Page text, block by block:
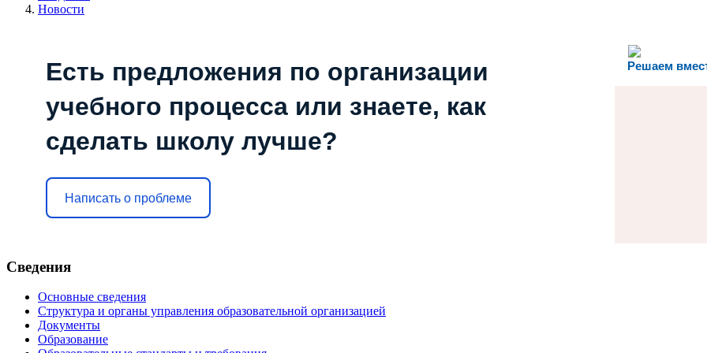
Новости
Решаем
Есть предложения по организации
учебного процесса или знаете, как
сделать школу лучше?
Написать о проблеме
Сведения
Основные сведения
Структура и органы управления образовательной организацией
Документы
Образование